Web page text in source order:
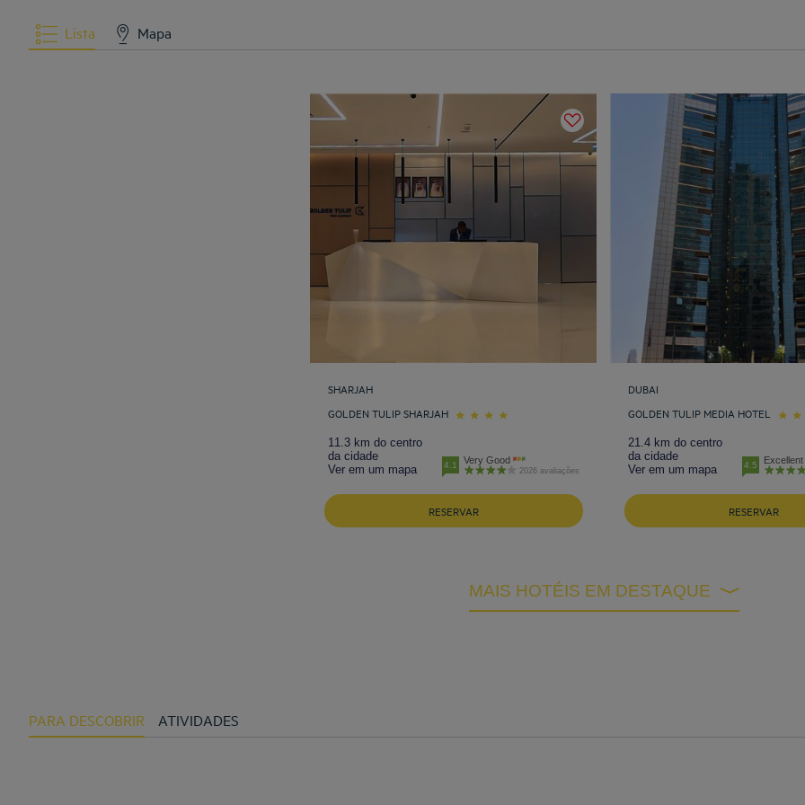
Lista Mapa
SHARJAH
GOLDEN TULIP SHARJAH
11.3 km do centro
da cidade
Ver em um mapa
4.1 Very Good
2026 avaliações
RESERVAR
DUBAI
GOLDEN TULIP MEDIA HOTEL
21.4 km do centro
da cidade
Ver em um mapa
4.5 Excellent
RESERVAR
MAIS HOTÉIS EM DESTAQUE
PARA DESCOBRIR ATIVIDADES